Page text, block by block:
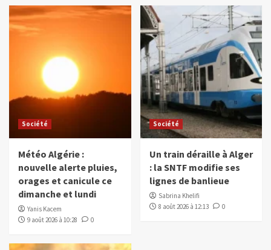
Société
Météo Algérie :
nouvelle alerte pluies,
orages et canicule ce
dimanche et lundi
Yanis Kacem
9 août 2026 à 10:28
0
Société
Un train déraille à Alger
: la SNTF modifie ses
lignes de banlieue
Sabrina Khelifi
8 août 2026 à 12:13
0